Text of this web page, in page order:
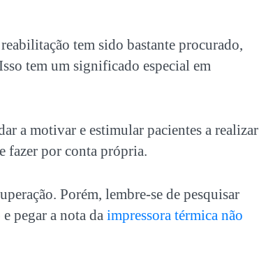
tem sido bastante procurado,
tem um significado especial em
a motivar e estimular pacientes a realizar
fazer por conta própria.
Porém, lembre-se de pesquisar
pegar a nota da impressora térmica não